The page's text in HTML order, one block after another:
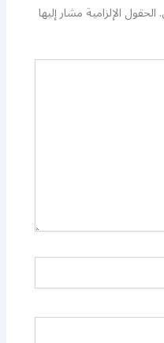
الحقول الإلزامية مشار إليها